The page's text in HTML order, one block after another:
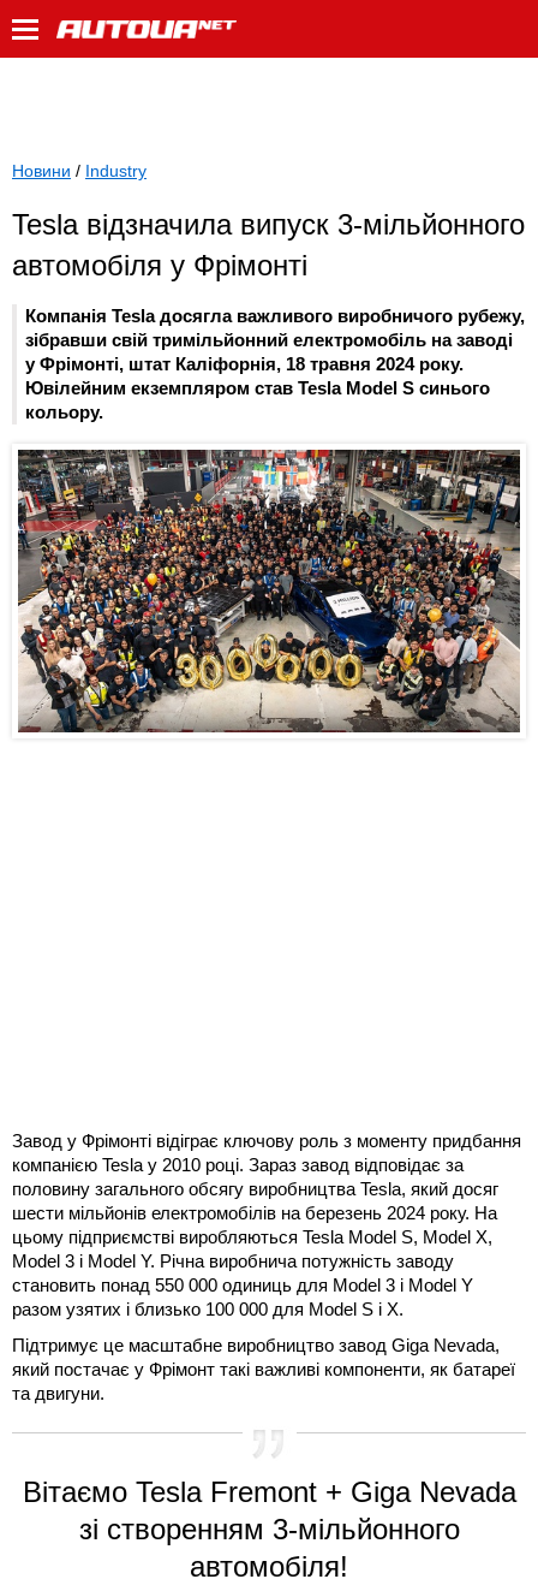
Новини / Industry
Tesla відзначила випуск 3-мільйонного
автомобіля у Фрімонті
Компанія Tesla досягла важливого виробничого рубежу,
зібравши свій тримільйонний електромобіль на заводі
у Фрімонті, штат Каліфорнія, 18 травня 2024 року.
Ювілейним екземпляром став Tesla Model S синього
кольору.
Завод у Фрімонті відіграє ключову роль з моменту придбання
компанією Tesla у 2010 році. Зараз завод відповідає за
половину загального обсягу виробництва Tesla, який досяг
шести мільйонів електромобілів на березень 2024 року. На
цьому підприємстві виробляються Tesla Model S, Model X,
Model 3 і Model Y. Річна виробнича потужність заводу
становить понад 550 000 одиниць для Model 3 і Model Y
разом узятих і близько 100 000 для Model S і X.
Підтримує це масштабне виробництво завод Giga Nevada,
який постачає у Фрімонт такі важливі компоненти, як батареї
та двигуни.
Вітаємо Tesla Fremont + Giga Nevada
зі створенням 3-мільйонного
автомобіля!